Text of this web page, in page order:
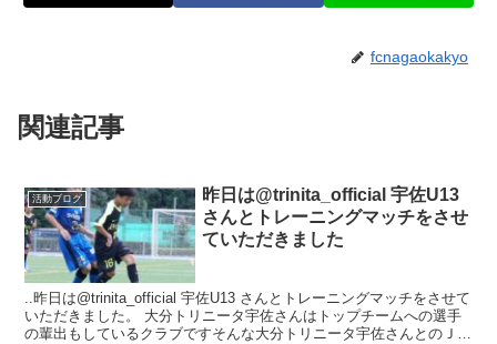
fcnagaokakyo
関連記事
活動ブログ
昨日は@trinita_official 宇佐U13
さんとトレーニングマッチをさせ
ていただきました
..昨日は@trinita_official 宇佐U13 さんとトレーニングマッチをさせて
いただきました。 大分トリニータ宇佐さんはトップチームへの選手
の輩出もしているクラブですそんな大分トリニータ宇佐さんとのＪク